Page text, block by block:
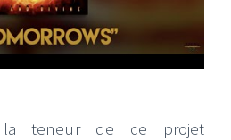
la teneur de ce projet